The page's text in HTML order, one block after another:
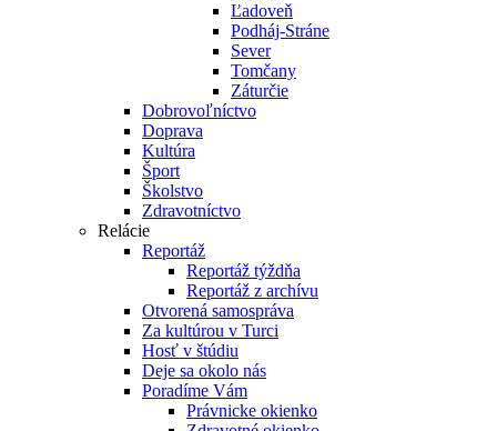
Ľadoveň
Podháj-Stráne
Sever
Tomčany
Záturčie
Dobrovoľníctvo
Doprava
Kultúra
Šport
Školstvo
Zdravotníctvo
Relácie
Reportáž
Reportáž týždňa
Reportáž z archívu
Otvorená samospráva
Za kultúrou v Turci
Hosť v štúdiu
Deje sa okolo nás
Poradíme Vám
Právnicke okienko